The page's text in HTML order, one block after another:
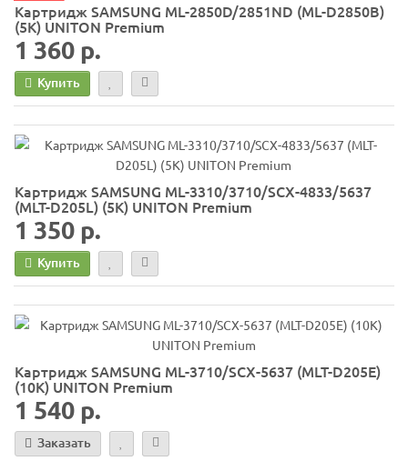
Картридж SAMSUNG ML-2850D/2851ND (ML-D2850B)
(5K) UNITON Premium
1 360 р.
Купить
Картридж SAMSUNG ML-3310/3710/SCX-4833/5637
(MLT-D205L) (5K) UNITON Premium
1 350 р.
Купить
Картридж SAMSUNG ML-3710/SCX-5637 (MLT-D205E)
(10K) UNITON Premium
1 540 р.
Заказать